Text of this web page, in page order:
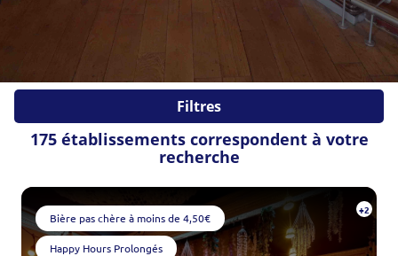
Soirée en amoureux Pot de départ
EVJF / EVG
Evènements d'entreprises Fiançailles Mariage
Autres
Veuillez patienter
Filtres
175 établissements correspondent à votre
recherche
Bière pas chère à moins de 4,50€
Happy Hours Prolongés
+2